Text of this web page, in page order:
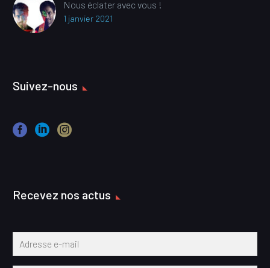
Nous éclater avec vous !
1 janvier 2021
Suivez-nous
Recevez nos actus